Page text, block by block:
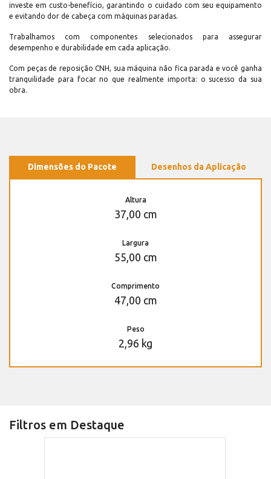
investe em custo-benefício, garantindo o cuidado com seu equipamento
e evitando dor de cabeça com máquinas paradas.
Trabalhamos com componentes selecionados para assegurar
desempenho e durabilidade em cada aplicação.
Com peças de reposição CNH, sua máquina não fica parada e você ganha
tranquilidade para focar no que realmente importa: o sucesso da sua
obra.
Dimensões do Pacote Desenhos da Aplicação
Altura
37,00 cm
Largura
55,00 cm
Comprimento
47,00 cm
Peso
2,96 kg
Filtros em Destaque